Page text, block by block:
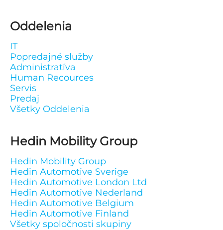
Oddelenia
IT
Popredajné služby
Administratíva
Human Recources
Servis
Predaj
Všetky Oddelenia
Hedin Mobility Group
Hedin Mobility Group
Hedin Automotive Sverige
Hedin Automotive London Ltd
Hedin Automotive Nederland
Hedin Automotive Belgium
Hedin Automotive Finland
Všetky spoločnosti skupiny